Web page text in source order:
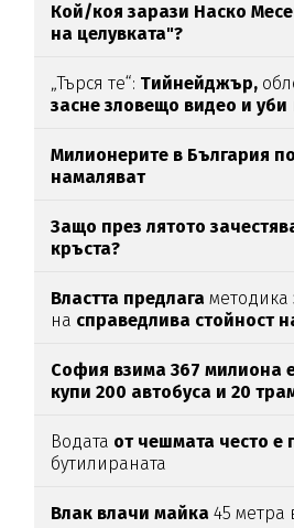
Кой/коя зарази Наско
на целувката"?
„Търся те“: Тийнейджър,
засне зловещо видео и уби
Милионерите в България
намаляват
Защо през лятото
кръста?
Властта предлага методика
на справедлива стойност
София взима 367 милиона
купи 200 автобуса и 20
Водата от чешмата често е
бутилираната
Влак влачи майка 45 метра